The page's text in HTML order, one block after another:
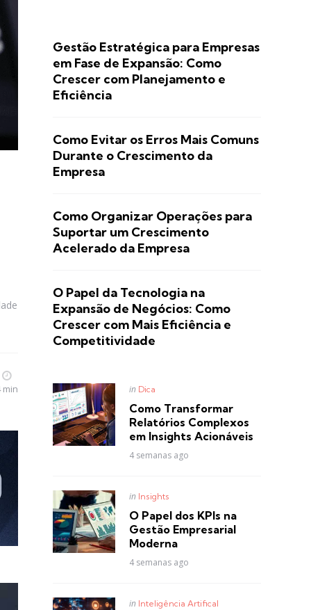
min
Gestão Estratégica para Empresas
em Fase de Expansão: Como
Crescer com Planejamento e
Eficiência
Como Evitar os Erros Mais Comuns
Durante o Crescimento da
Empresa
Como Organizar Operações para
Suportar um Crescimento
Acelerado da Empresa
O Papel da Tecnologia na
Expansão de Negócios: Como
Crescer com Mais Eficiência e
Competitividade
Posted
in Dica
Como Transformar
Relatórios Complexos
em Insights Acionáveis
4 semanas ago
Posted
in Insights
O Papel dos KPIs na
Gestão Empresarial
Moderna
4 semanas ago
Posted
in Inteligência Artifical